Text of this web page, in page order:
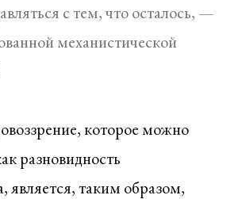
с тем, что осталось, —
механистической
которое можно
разновидность
является, таким образом,